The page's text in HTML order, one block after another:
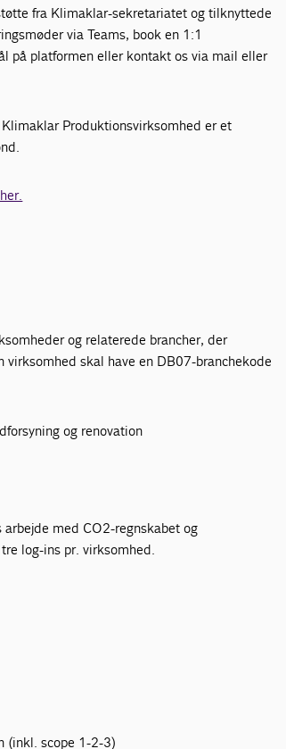
fra Klimaklar-sekretariatet og tilknyttede
via Teams, book en 1:1
på platformen eller kontakt os via mail eller
Produktionsvirksomhed er et
og relaterede brancher, der
skal have en DB07-branchekode
og renovation
med CO2-regnskabet og
log-ins pr. virksomhed.
(inkl. scope 1-2-3)